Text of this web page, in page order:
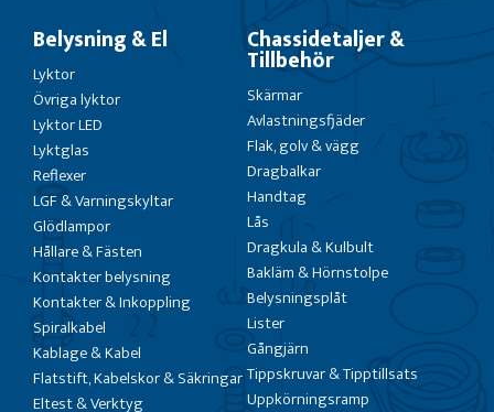
Belysning & El
Lyktor
Övriga lyktor
Lyktor LED
Lyktglas
Reflexer
LGF & Varningskyltar
Glödlampor
Hållare & Fästen
Kontakter belysning
Kontakter & Inkoppling
Spiralkabel
Kablage & Kabel
Flatstift, Kabelskor & Säkringar
Eltest & Verktyg
Chassidetaljer &
Tillbehör
Skärmar
Avlastningsfjäder
Flak, golv & vägg
Dragbalkar
Handtag
Lås
Dragkula & Kulbult
Bakläm & Hörnstolpe
Belysningsplåt
Lister
Gångjärn
Tippskruvar & Tipptillsats
Uppkörningsramp